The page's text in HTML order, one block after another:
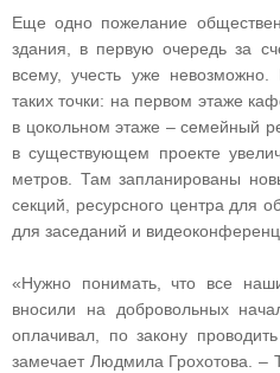
Еще одно пожелание
здания, в первую очередь за
всему, учесть уже
таких точки: на первом этаже
в цокольном этаже – семейный
в существующем проекте
метров. Там запланированы
секций, ресурсного центра для
для заседаний и
«Нужно понимать, что все
вносили на добровольных
оплачивал, по закону
замечает Людмила Грохотова. –